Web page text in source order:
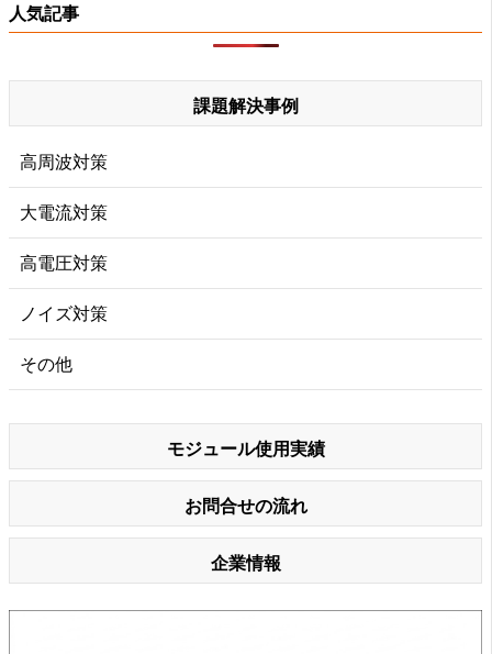
人気記事
課題解決事例
高周波対策
大電流対策
高電圧対策
ノイズ対策
その他
モジュール使用実績
お問合せの流れ
企業情報